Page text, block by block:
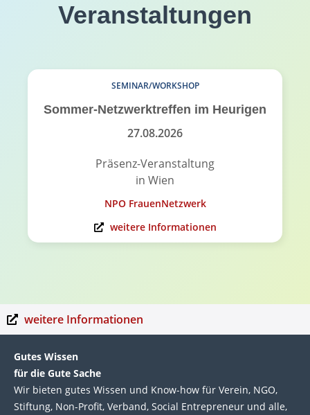
Veranstaltungen
SEMINAR/WORKSHOP
Sommer-Netzwerktreffen im Heurigen
27.08.2026
Präsenz-Veranstaltung
in Wien
NPO FrauenNetzwerk
weitere Informationen
weitere Informationen
Gutes Wissen
für die Gute Sache
Wir bie­ten gutes Wis­sen und Know-how für Ver­ein, NGO,
Stif­tung, Non-Profit, Ver­band, Social Entre­pre­neur und alle,